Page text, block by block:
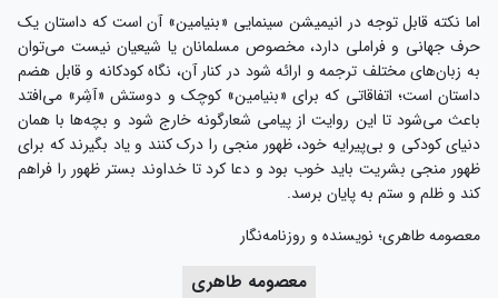
اما نکته قابل توجه در انیمیشن سینمایی «بنیامین» آن است که داستان یک
حرف جهانی و فراملی دارد، مخصوص مسلمانان یا شیعیان نیست می‌توان
به زبان‌های مختلف ترجمه و ارائه شود در کنار آن، نگاه کودکانه و قابل هضم
داستان است؛ اتفاقاتی که برای «بنیامین» کوچک و دوستش «آشِر» می‌افتد
باعث می‌شود تا این روایت از پیامی شعارگونه خارج شود و بچه‌ها با همان
دنیای کودکی و بی‌پیرایه خود، ظهور منجی را درک کنند و یاد بگیرند که برای
ظهور منجی بشریت باید خوب بود و دعا کرد تا خداوند بستر ظهور را فراهم
کند و ظلم و ستم به پایان برسد.
معصومه طاهری؛ نویسنده و روزنامه‌نگار
معصومه طاهری